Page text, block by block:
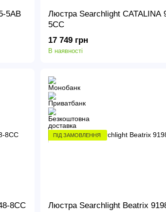
5AB
Люстра Searchlight CATALINA
5CC
17 749 грн
В наявності
8CC
ПІД ЗАМОВЛЕННЯ
Люстра Searchlight Beatrix